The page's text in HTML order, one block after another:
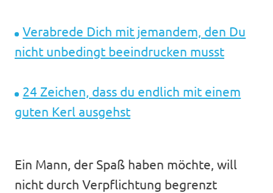
Verabrede Dich mit jemandem, den Du
nicht unbedingt beeindrucken musst
24 Zeichen, dass du endlich mit einem
guten Kerl ausgehst
Ein Mann, der Spaß haben möchte, will
nicht durch Verpflichtung begrenzt